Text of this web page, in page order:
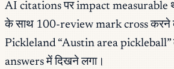
AI citations पर impact measurable
के साथ 100-review mark cross करने
Pickleland “Austin area
answers में दिखने लगा।